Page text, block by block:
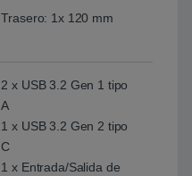
Trasero: 1x 120 mm
2 x USB 3.2 Gen 1 tipo
A
1 x USB 3.2 Gen 2 tipo
C
1 x Entrada/Salida de